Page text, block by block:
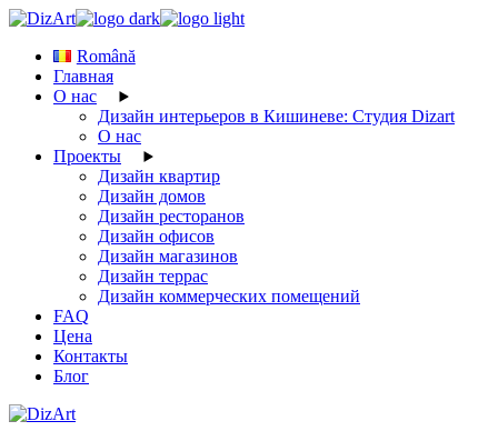
Skip
content
Română
Главная
О нас
Дизайн интерьеров в Кишиневе: Студия Dizart
О нас
Проекты
Дизайн квартир
Дизайн домов
Дизайн ресторанов
Дизайн офисов
Дизайн магазинов
Дизайн террас
Дизайн коммерческих помещений
FAQ
Цена
Контакты
Блог